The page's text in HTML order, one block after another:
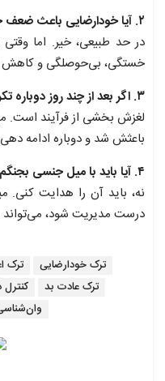
۲. آیا خودارضایی باعث ضعف جسمی یا ناباروری می‌شود؟
در حد طبیعی، خیر. اما وقتی
خستگی، بی‌حوصلگی و کاهش
۳. اگر بعد از چند روز دوباره تکرار شد چه کنم؟
لغزش بخشی از فرآیند است.
باعثش شد و دوباره ادامه
۴. آیا باید با میل جنسی بجنگم؟
نه، باید آن را هدایت
درست مدیریت شود، می‌تواند
ترک خودارضایی
ترک
ترک عادت بد